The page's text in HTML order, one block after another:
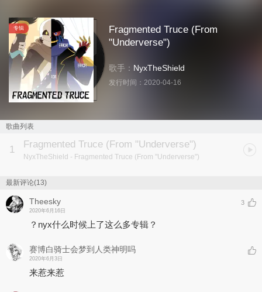
专辑
Fragmented Truce (From
"Underverse")
歌手： NyxTheShield
发行时间： 2020-04-16
歌曲列表
1 Fragmented Truce (From "Underverse")
NyxTheShield - Fragmented Truce (From "Underverse")
最新评论(13)
Theesky
2020年6月16日
3
？nyx什么时候上了这么多专辑？
赛博白骑士会梦到人类神明吗
2020年6月3日
来惹来惹